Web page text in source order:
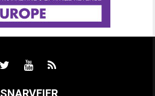
SNARVEIER